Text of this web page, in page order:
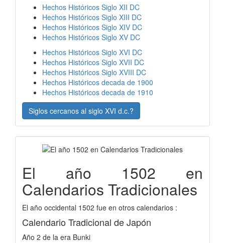
Hechos Históricos Siglo XII DC
Hechos Históricos Siglo XIII DC
Hechos Históricos Siglo XIV DC
Hechos Históricos Siglo XV DC
Hechos Históricos Siglo XVI DC
Hechos Históricos Siglo XVII DC
Hechos Históricos Siglo XVIII DC
Hechos Históricos decada de 1900
Hechos Históricos decada de 1910
Siglos cercanos al siglo XVI d.c.?
El año 1502 en
Calendarios Tradicionales
El año occidental 1502 fue en otros calendarios :
Calendario Tradicional de Japón
Año 2 de la era Bunki